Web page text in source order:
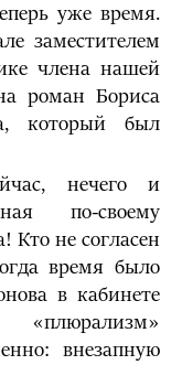
уже время.
заместителем
члена нашей
роман Бориса
который был
нечего и
по-своему
Кто не согласен
время было
в кабинете
«плюрализм»
внезапную